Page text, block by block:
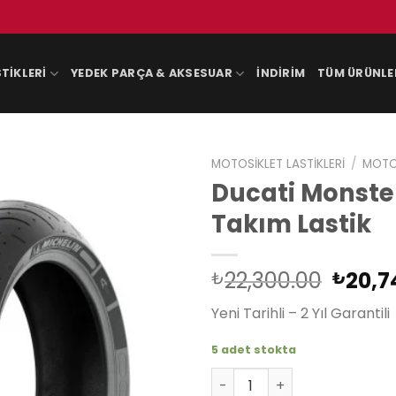
YEDEK PARÇA & AKSESUAR İNDIRIM TÜM
MOTOSIKLET LASTIKLERI /
Ducati
Takım Lastik
₺22,300.00
fiyat:
₺
Yeni Tarihli – 2 Yıl Garantili
5 adet stokta
Ducati Monster 1100